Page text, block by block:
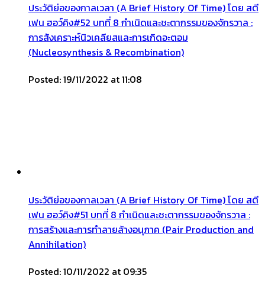
ประวัติย่อของกาลเวลา (A Brief History Of Time) โดย สตี
เฟน ฮอว์คิง#52 บทที่ 8 กำเนิดและชะตากรรมของจักรวาล :
การสังเคราะห์นิวเคลียสและการเกิดอะตอม
(Nucleosynthesis & Recombination)
Posted: 19/11/2022 at 11:08
ประวัติย่อของกาลเวลา (A Brief History Of Time) โดย สตี
เฟน ฮอว์คิง#51 บทที่ 8 กำเนิดและชะตากรรมของจักรวาล :
การสร้างและการทำลายล้างอนุภาค (Pair Production and
Annihilation)
Posted: 10/11/2022 at 09:35